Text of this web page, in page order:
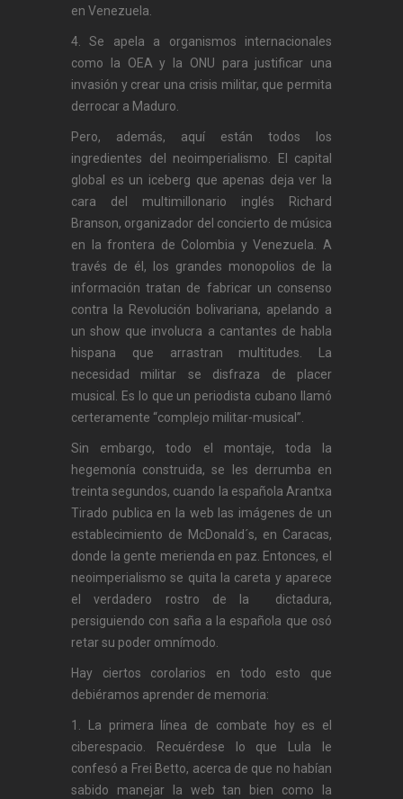
en Venezuela.
4. Se apela a organismos internacionales
como la OEA y la ONU para justificar una
invasión y crear una crisis militar, que permita
derrocar a Maduro.
Pero, además, aquí están todos los
ingredientes del neoimperialismo. El capital
global es un iceberg que apenas deja ver la
cara del multimillonario inglés Richard
Branson, organizador del concierto de música
en la frontera de Colombia y Venezuela. A
través de él, los grandes monopolios de la
información tratan de fabricar un consenso
contra la Revolución bolivariana, apelando a
un show que involucra a cantantes de habla
hispana que arrastran multitudes. La
necesidad militar se disfraza de placer
musical. Es lo que un periodista cubano llamó
certeramente “complejo militar-musical”.
Sin embargo, todo el montaje, toda la
hegemonía construida, se les derrumba en
treinta segundos, cuando la española Arantxa
Tirado publica en la web las imágenes de un
establecimiento de McDonald´s, en Caracas,
donde la gente merienda en paz. Entonces, el
neoimperialismo se quita la careta y aparece
el verdadero rostro de la dictadura,
persiguiendo con saña a la española que osó
retar su poder omnímodo.
Hay ciertos corolarios en todo esto que
debiéramos aprender de memoria:
1. La primera línea de combate hoy es el
ciberespacio. Recuérdese lo que Lula le
confesó a Frei Betto, acerca de que no habían
sabido manejar la web tan bien como la